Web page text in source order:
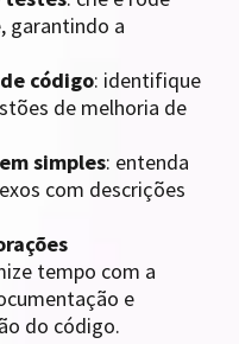
garantindo a
código: identifique
de melhoria de
simples: entenda
com descrições
tempo com a
e
do código.